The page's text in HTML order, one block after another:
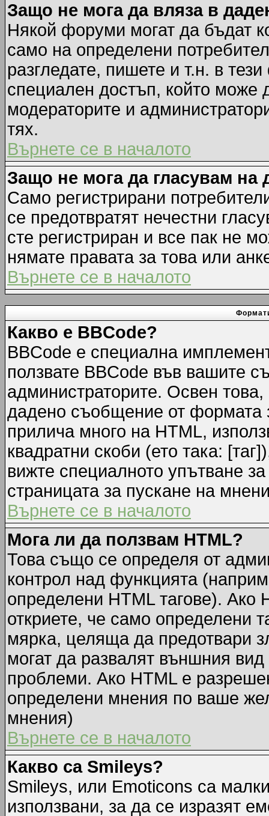
Защо не мога да вляза в
Някой форуми могат да бъдат
само на определени
разгледате, пишете и т.н. в
специален достъп, който може
модераторите и
тях.
Върнете се в началото
Защо не мога да гласувам на
Само регистрирани
се предотвратят нечестни
сте регистриран и все пак не
нямате правата за това или
Върнете се в началото
Какво е BBCode?
BBCode е специална
ползвате BBCode във вашите
администраторите. Освен
дадено съобщение от формата
прилича много на HTML,
квадратни скоби (ето така:
вижте специалното упътване
страницата за пускане на
Върнете се в началото
Мога ли да ползвам HTML?
Това също се определя от
контрол над функцията
определени HTML тагове).
откриете, че само определени
мярка, целяща да предотвари
могат да развалят външния
проблеми. Ако HTML е
определени мнения по ваше
мнения)
Върнете се в началото
Какво са Smileys?
Smileys, или Emoticons са
използвани, за да се изразят